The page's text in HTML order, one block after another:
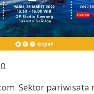
Sektor pariwisata